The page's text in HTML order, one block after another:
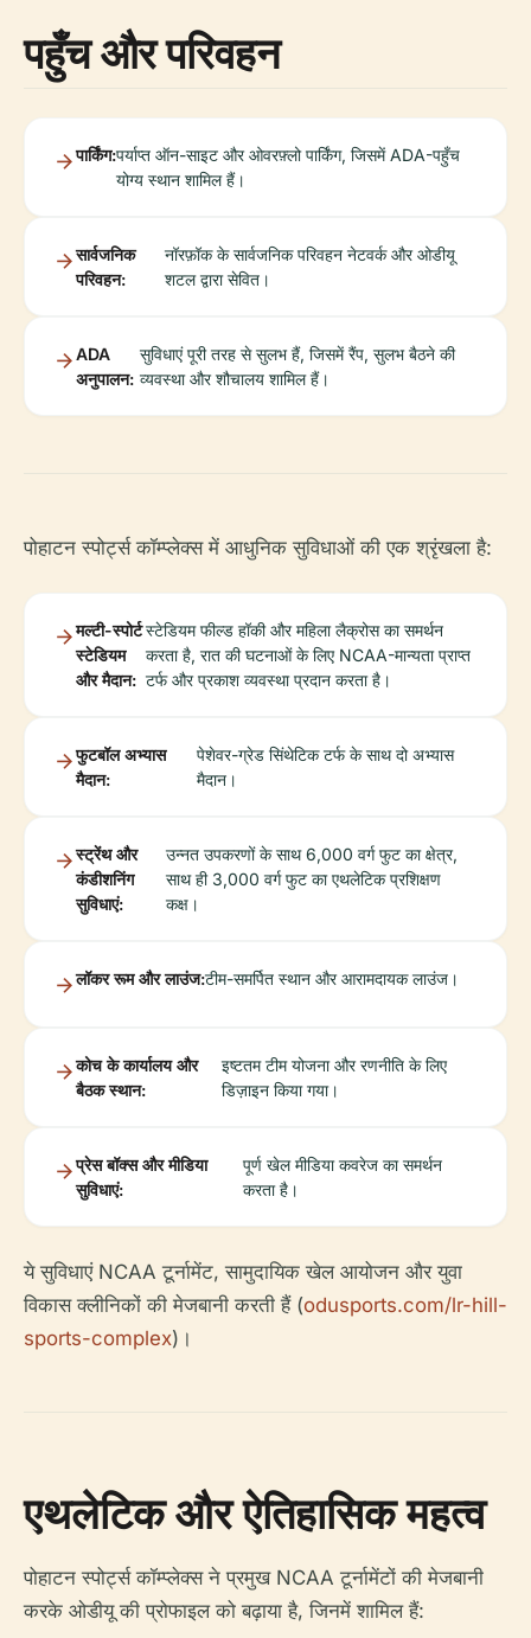
पहुँच और परिवहन
पार्किंग:पर्याप्त ऑन-साइट और ओवरफ़्लो पार्किंग, जिसमें ADA-पहुँच
योग्य स्थान शामिल हैं।
सार्वजनिक
परिवहन:
नॉरफ़ॉक के सार्वजनिक परिवहन नेटवर्क और ओडीयू
शटल द्वारा सेवित।
ADA
अनुपालन:
सुविधाएं पूरी तरह से सुलभ हैं, जिसमें रैंप, सुलभ बैठने की
व्यवस्था और शौचालय शामिल हैं।
पोहाटन स्पोर्ट्स कॉम्प्लेक्स में आधुनिक सुविधाओं की एक श्रृंखला है:
मल्टी-स्पोर्ट
स्टेडियम
और मैदान:
स्टेडियम फील्ड हॉकी और महिला लैक्रोस का समर्थन
करता है, रात की घटनाओं के लिए NCAA-मान्यता प्राप्त
टर्फ और प्रकाश व्यवस्था प्रदान करता है।
फुटबॉल अभ्यास
मैदान:
पेशेवर-ग्रेड सिंथेटिक टर्फ के साथ दो अभ्यास
मैदान।
स्ट्रेंथ और
कंडीशनिंग
सुविधाएं:
उन्नत उपकरणों के साथ 6,000 वर्ग फुट का क्षेत्र,
साथ ही 3,000 वर्ग फुट का एथलेटिक प्रशिक्षण
कक्ष।
लॉकर रूम और लाउंज:टीम-समर्पित स्थान और आरामदायक लाउंज।
कोच के कार्यालय और
बैठक स्थान:
इष्टतम टीम योजना और रणनीति के लिए
डिज़ाइन किया गया।
प्रेस बॉक्स और मीडिया
सुविधाएं:
पूर्ण खेल मीडिया कवरेज का समर्थन
करता है।
ये सुविधाएं NCAA टूर्नामेंट, सामुदायिक खेल आयोजन और युवा
विकास क्लीनिकों की मेजबानी करती हैं (odusports.com/lr-hill-
sports-complex)।
एथलेटिक और ऐतिहासिक महत्व
पोहाटन स्पोर्ट्स कॉम्प्लेक्स ने प्रमुख NCAA टूर्नामेंटों की मेजबानी
करके ओडीयू की प्रोफाइल को बढ़ाया है, जिनमें शामिल हैं: